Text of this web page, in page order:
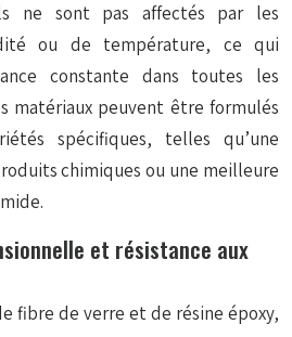
ne sont pas affectés par les
ou de température, ce qui
constante dans toutes les
matériaux peuvent être formulés
spécifiques, telles qu’une
chimiques ou une meilleure
et résistance aux
fibre de verre et de résine époxy,